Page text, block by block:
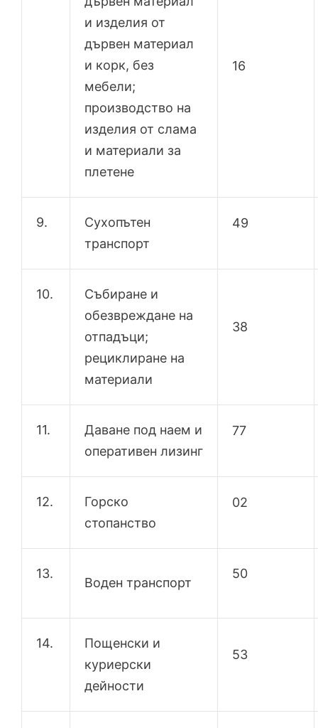
и изделия от
дървен материал
и корк, без
мебели;
производство на
изделия от слама
и материали за
плетене
16
9.
Сухопътен
транспорт
49
10.
Събиране и
обезвреждане на
отпадъци;
рециклиране на
материали
38
11.
Даване под наем и
оперативен лизинг
77
12.
Горско
стопанство
02
13.
Воден транспорт
50
14.
Пощенски и
куриерски
дейности
53